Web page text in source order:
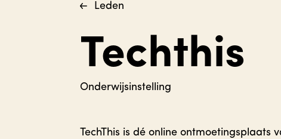
Leden
Techthis
Onderwijsinstelling
TechThis is dé online ontmoetingsplaats